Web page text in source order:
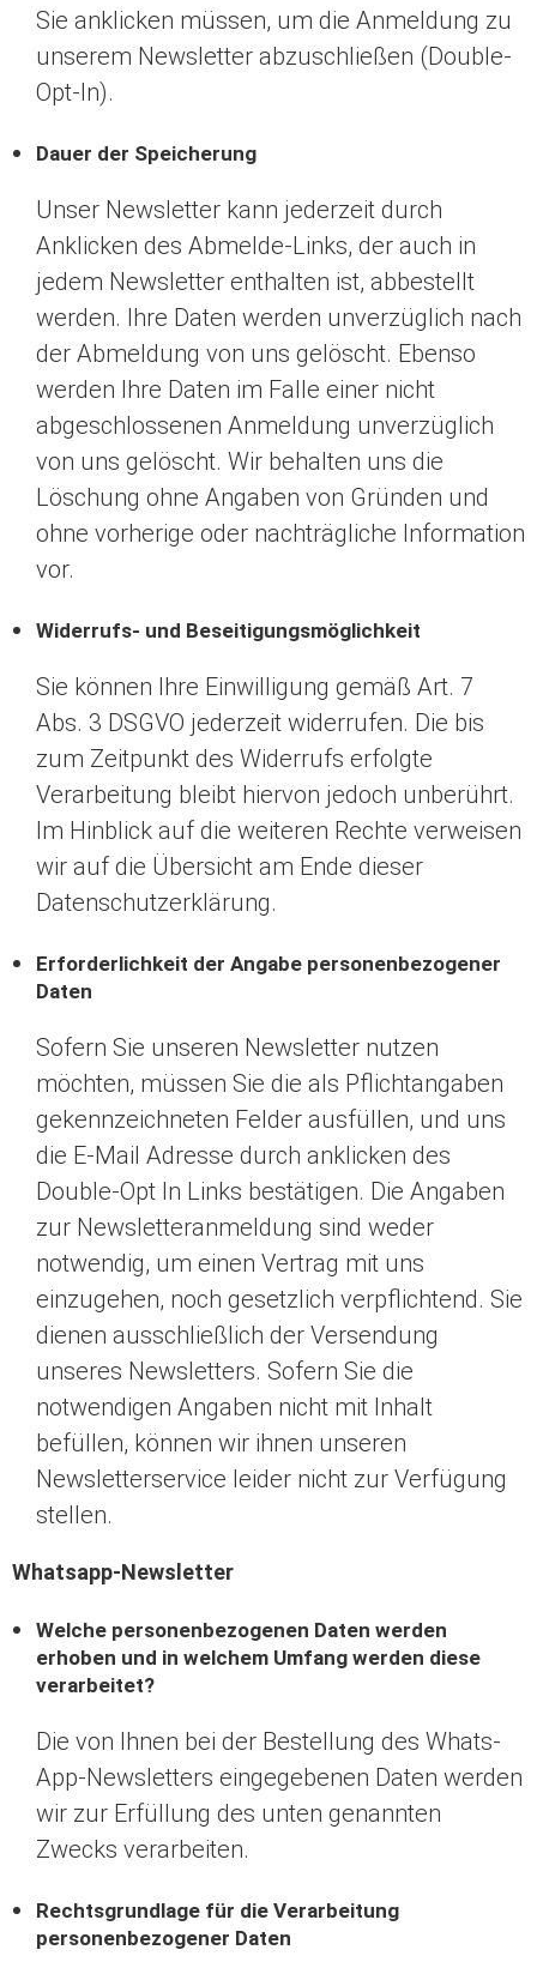
Sie anklicken müssen, um die Anmeldung zu
unserem Newsletter abzuschließen (Double-
Opt-In).
Dauer der Speicherung
Unser Newsletter kann jederzeit durch
Anklicken des Abmelde-Links, der auch in
jedem Newsletter enthalten ist, abbestellt
werden. Ihre Daten werden unverzüglich nach
der Abmeldung von uns gelöscht. Ebenso
werden Ihre Daten im Falle einer nicht
abgeschlossenen Anmeldung unverzüglich
von uns gelöscht. Wir behalten uns die
Löschung ohne Angaben von Gründen und
ohne vorherige oder nachträgliche Information
vor.
Widerrufs- und Beseitigungsmöglichkeit
Sie können Ihre Einwilligung gemäß Art. 7
Abs. 3 DSGVO jederzeit widerrufen. Die bis
zum Zeitpunkt des Widerrufs erfolgte
Verarbeitung bleibt hiervon jedoch unberührt.
Im Hinblick auf die weiteren Rechte verweisen
wir auf die Übersicht am Ende dieser
Datenschutzerklärung.
Erforderlichkeit der Angabe personenbezogener
Daten
Sofern Sie unseren Newsletter nutzen
möchten, müssen Sie die als Pflichtangaben
gekennzeichneten Felder ausfüllen, und uns
die E-Mail Adresse durch anklicken des
Double-Opt In Links bestätigen. Die Angaben
zur Newsletteranmeldung sind weder
notwendig, um einen Vertrag mit uns
einzugehen, noch gesetzlich verpflichtend. Sie
dienen ausschließlich der Versendung
unseres Newsletters. Sofern Sie die
notwendigen Angaben nicht mit Inhalt
befüllen, können wir ihnen unseren
Newsletterservice leider nicht zur Verfügung
stellen.
Whatsapp-Newsletter
Welche personenbezogenen Daten werden
erhoben und in welchem Umfang werden diese
verarbeitet?
Die von Ihnen bei der Bestellung des Whats-
App-Newsletters eingegebenen Daten werden
wir zur Erfüllung des unten genannten
Zwecks verarbeiten.
Rechtsgrundlage für die Verarbeitung
personenbezogener Daten